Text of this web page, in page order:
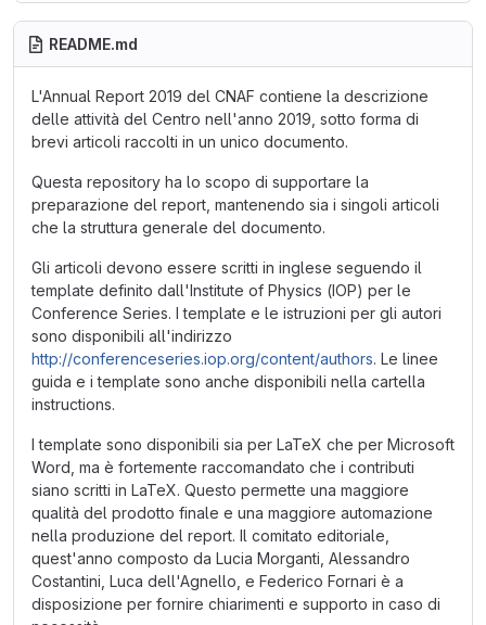
README.md
L'Annual Report 2019 del CNAF contiene la descrizione
delle attività del Centro nell'anno 2019, sotto forma di
brevi articoli raccolti in un unico documento.
Questa repository ha lo scopo di supportare la
preparazione del report, mantenendo sia i singoli articoli
che la struttura generale del documento.
Gli articoli devono essere scritti in inglese seguendo il
template definito dall'Institute of Physics (IOP) per le
Conference Series. I template e le istruzioni per gli autori
sono disponibili all'indirizzo
http://conferenceseries.iop.org/content/authors. Le linee
guida e i template sono anche disponibili nella cartella
instructions.
I template sono disponibili sia per LaTeX che per Microsoft
Word, ma è fortemente raccomandato che i contributi
siano scritti in LaTeX. Questo permette una maggiore
qualità del prodotto finale e una maggiore automazione
nella produzione del report. Il comitato editoriale,
quest'anno composto da Lucia Morganti, Alessandro
Costantini, Luca dell'Agnello, e Federico Fornari è a
disposizione per fornire chiarimenti e supporto in caso di